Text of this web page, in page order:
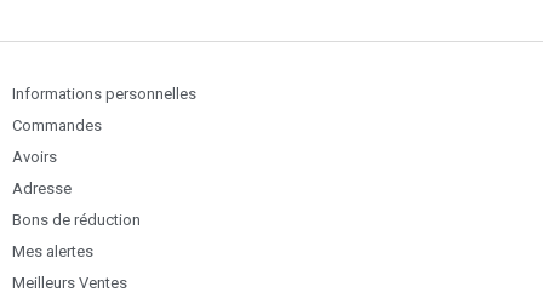
Informations personnelles
Commandes
Avoirs
Adresse
Bons de réduction
Mes alertes
Meilleurs Ventes